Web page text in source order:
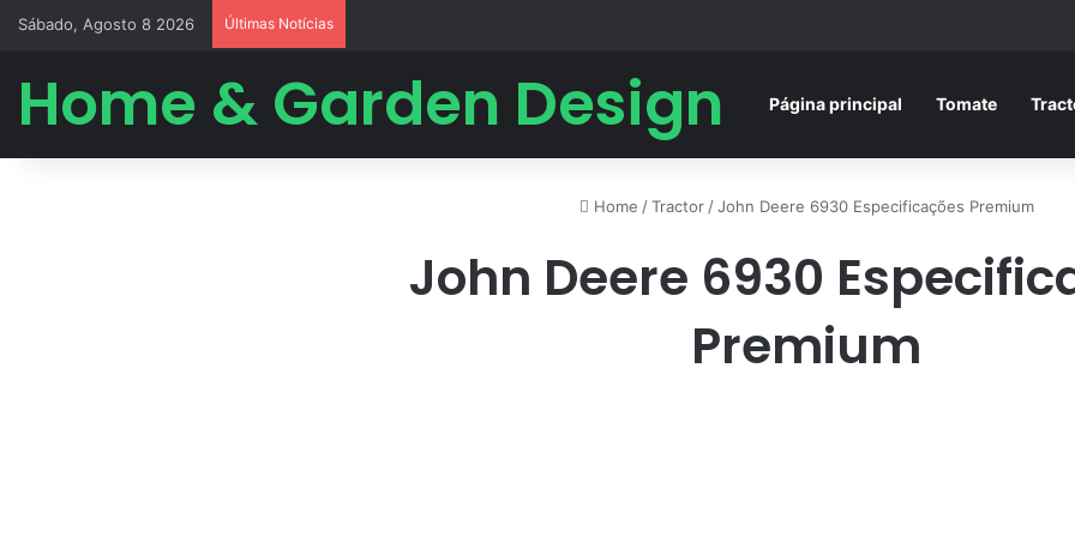
Sábado, Agosto 8 2026 Últimas Notícias
Home & Garden Design Página principal Tomate
Home / Tractor / John Deere 6930 Especificações Premium
John Deere 6930
Premium